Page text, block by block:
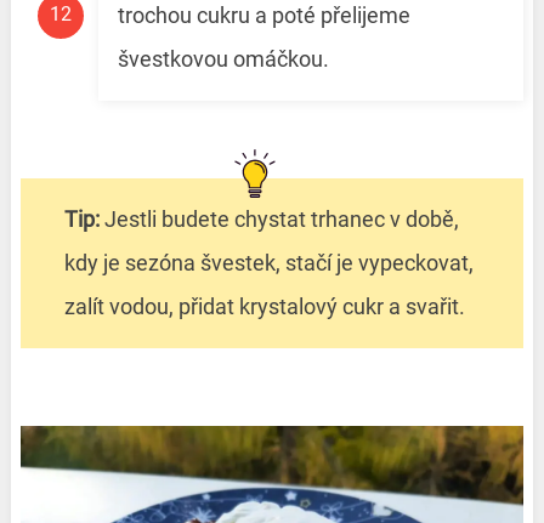
trochou cukru a poté přelijeme
švestkovou omáčkou.
Tip:Jestli budete chystat trhanec v době,
kdy je sezóna švestek, stačí je vypeckovat,
zalít vodou, přidat krystalový cukr a svařit.